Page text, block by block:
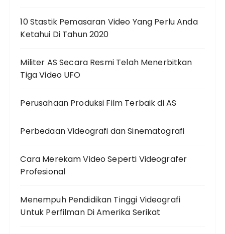
10 Stastik Pemasaran Video Yang Perlu Anda
Ketahui Di Tahun 2020
Militer AS Secara Resmi Telah Menerbitkan
Tiga Video UFO
Perusahaan Produksi Film Terbaik di AS
Perbedaan Videografi dan Sinematografi
Cara Merekam Video Seperti Videografer
Profesional
Menempuh Pendidikan Tinggi Videografi
Untuk Perfilman Di Amerika Serikat